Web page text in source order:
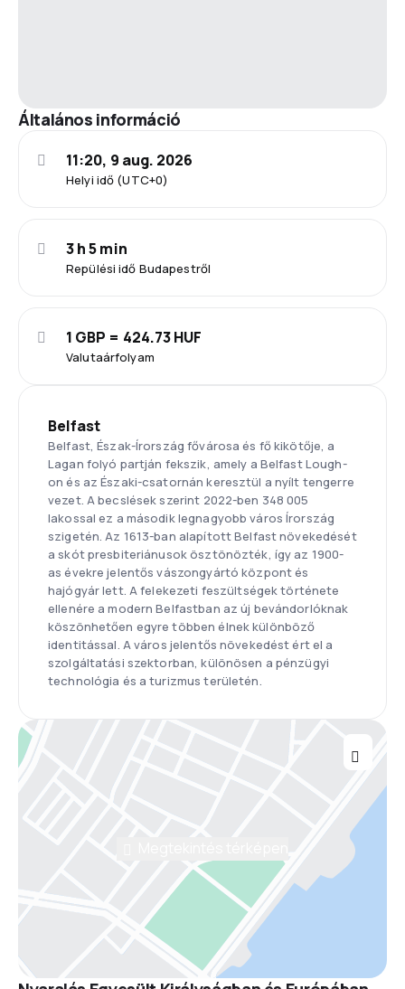
Általános információ
Helyi idő (UTC+0)
11:20, 9 aug. 2026
Repülési idő Budapestről
3 h 5 min
Valutaárfolyam
1 GBP = 424.73 HUF
Belfast
Belfast, Észak-Írország fővárosa és fő kikötője, a
Lagan folyó partján fekszik, amely a Belfast Lough-
on és az Északi-csatornán keresztül a nyílt tengerre
vezet. A becslések szerint 2022-ben 348 005
lakossal ez a második legnagyobb város Írország
szigetén. Az 1613-ban alapított Belfast növekedését
a skót presbiteriánusok ösztönözték, így az 1900-
as évekre jelentős vászongyártó központ és
hajógyár lett. A felekezeti feszültségek története
ellenére a modern Belfastban az új bevándorlóknak
köszönhetően egyre többen élnek különböző
identitással. A város jelentős növekedést ért el a
szolgáltatási szektorban, különösen a pénzügyi
technológia és a turizmus területén.